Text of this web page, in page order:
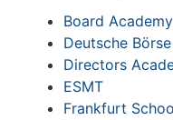
Board Academy
Deutsche Börse
Directors
ESMT
Frankfurt